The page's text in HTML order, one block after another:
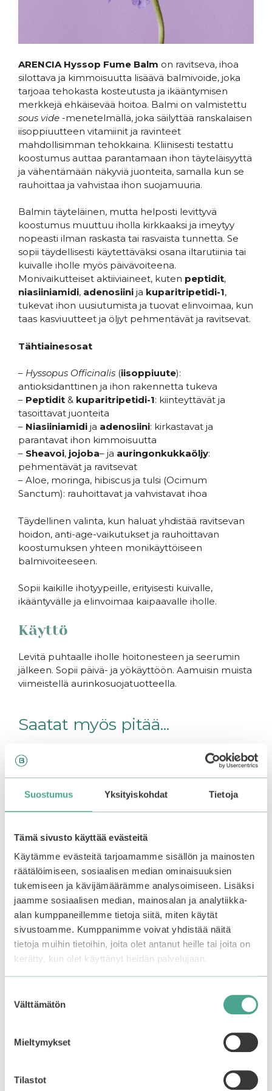
Suostumus Yksityiskohdat Tietoja
Tämä sivusto käyttää evästeitä
Käytämme evästeitä tarjoamamme sisällön ja mainosten
räätälöimiseen, sosiaalisen median ominaisuuksien
tukemiseen ja kävijämäärämme analysoimiseen. Lisäksi
jaamme sosiaalisen median, mainosalan ja analytiikka-
alan kumppaneillemme tietoja siitä, miten käytät
sivustoamme. Kumppanimme voivat yhdistää näitä
tietoja muihin tietoihin, joita olet antanut heille tai joita on
kerätty, kun olet käyttänyt heidän palvelujaan.
valinta
Välttämätön
Mieltymykset
Tilastot
ARENCIA Hyssop Fume Balm on ravitseva, ihoa
silottava ja kimmoisuutta lisäävä balmivoide, joka
tarjoaa tehokasta kosteutusta ja ikääntymisen
merkkejä ehkäisevää hoitoa. Balmi on valmistettu
sous vide -menetelmällä, joka säilyttää ranskalaisen
iisoppiuutteen vitamiinit ja ravinteet
mahdollisimman tehokkaina. Kliinisesti testattu
koostumus auttaa parantamaan ihon täyteläisyyttä
ja vähentämään näkyviä juonteita, samalla kun se
rauhoittaa ja vahvistaa ihon suojamuuria.
Balmin täyteläinen, mutta helposti levittyvä
koostumus muuttuu iholla kirkkaaksi ja imeytyy
nopeasti ilman raskasta tai rasvaista tunnetta. Se
sopii täydellisesti käytettäväksi osana iltarutiinia tai
kuivalle iholle myös päivävoiteena.
Monivaikutteiset aktiiviaineet, kuten peptidit,
niasiiniamidi, adenosiini ja kuparitripetidi-1,
tukevat ihon uusiutumista ja tuovat elinvoimaa, kun
taas kasviuutteet ja öljyt pehmentävät ja ravitsevat.
Tähtiainesosat
– Hyssopus Officinalis (iisoppiuute):
antioksidanttinen ja ihon rakennetta tukeva
– Peptidit & kuparitripetidi-1: kiinteyttävät ja
tasoittavat juonteita
– Niasiiniamidi ja adenosiini: kirkastavat ja
parantavat ihon kimmoisuutta
– Sheavoi, jojoba– ja auringonkukkaöljy:
pehmentävät ja ravitsevat
– Aloe, moringa, hibiscus ja tulsi (Ocimum
Sanctum): rauhoittavat ja vahvistavat ihoa
Täydellinen valinta, kun haluat yhdistää ravitsevan
hoidon, anti-age-vaikutukset ja rauhoittavan
koostumuksen yhteen monikäyttöiseen
balmivoiteeseen.
Sopii kaikille ihotyypeille, erityisesti kuivalle,
ikääntyvälle ja elinvoimaa kaipaavalle iholle.
Käyttö
Levitä puhtaalle iholle hoitonesteen ja seerumin
jälkeen. Sopii päivä- ja yökäyttöön. Aamuisin muista
viimeistellä aurinkosuojatuotteella.
Saatat myös pitää...
Mizon | Snail Wrinkle
Care Sleeping Pack
3.67
26,90 €
Lisää ostoskoriin
Missha | Time
Revolution Night
Repair Ampoule
Cream 5x
5
Lisää ostoskoriin